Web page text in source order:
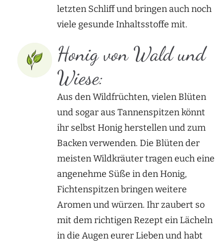
letzten Schliff und bringen auch noch
viele gesunde Inhaltsstoffe mit.
Honig von Wald und
Wiese:
Aus den Wildfrüchten, vielen Blüten
und sogar aus Tannenspitzen könnt
ihr selbst Honig herstellen und zum
Backen verwenden. Die Blüten der
meisten Wildkräuter tragen euch eine
angenehme Süße in den Honig,
Fichtenspitzen bringen weitere
Aromen und würzen. Ihr zaubert so
mit dem richtigen Rezept ein Lächeln
in die Augen eurer Lieben und habt